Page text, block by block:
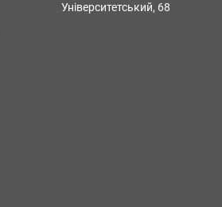
Університетський, 68